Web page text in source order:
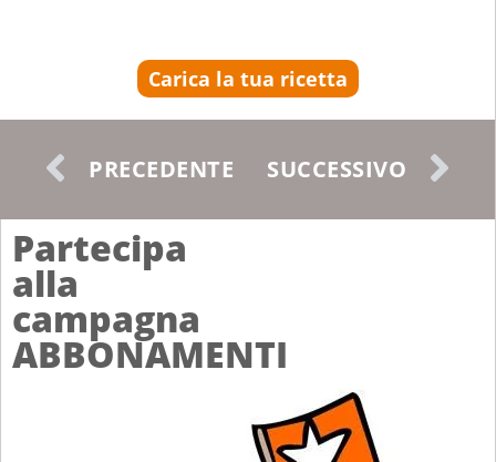
Partecipa
alla
campagna
ABBONAMENTI
Carica la tua ricetta
PRECEDENTE SUCCESSIVO